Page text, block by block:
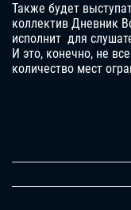
Также будет
коллектив Дневник
исполнит для
И это, конечно, не
количество мест